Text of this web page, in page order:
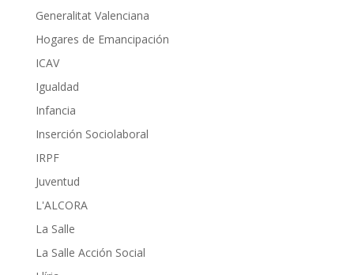
Generalitat Valenciana
Hogares de Emancipación
ICAV
Igualdad
Infancia
Inserción Sociolaboral
IRPF
Juventud
L'ALCORA
La Salle
La Salle Acción Social